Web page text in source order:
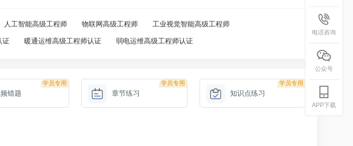
人工智能高级工程师 物联网高级工程师 工业视觉智能高级工程师
证 暖通运维高级工程师认证 弱电运维高级工程师认证
学员专用
错题
学员专用
章节练习
学员专用
知识点练习
电话咨询
公众号
APP下载